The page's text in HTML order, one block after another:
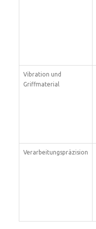
Vibration und
Griffmaterial
Verarbeitungspräzision